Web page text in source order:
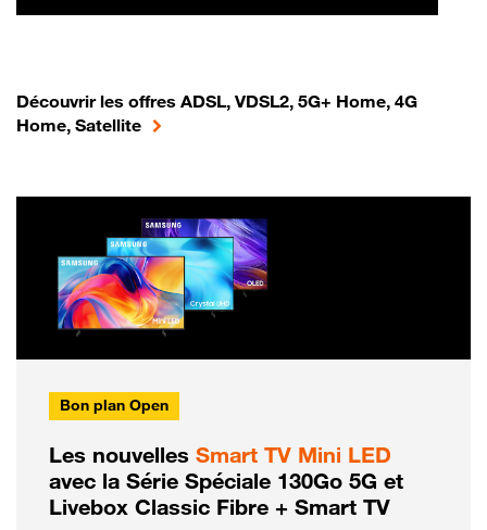
Découvrir les offres ADSL, VDSL2, 5G+ Home, 4G
Home, Satellite
Bon plan Open
Les nouvelles Smart TV Mini LED
avec la Série Spéciale 130Go 5G et
Livebox Classic Fibre + Smart TV